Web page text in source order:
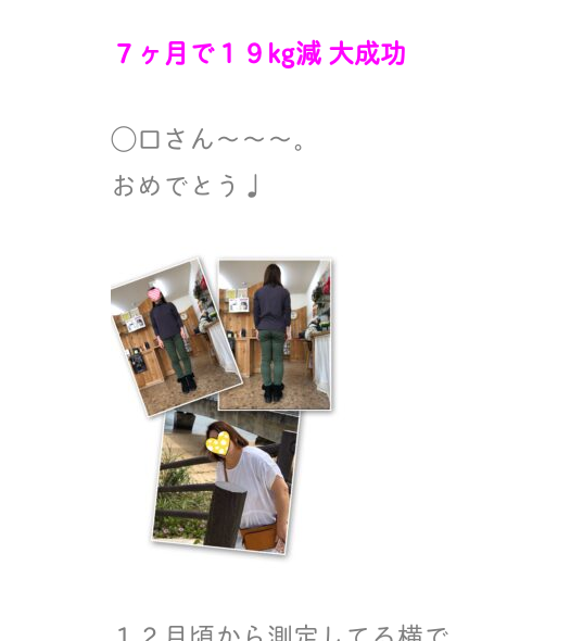
７ヶ月で１９kg減 大成功
◯口さん〜〜〜。
おめでとう♩